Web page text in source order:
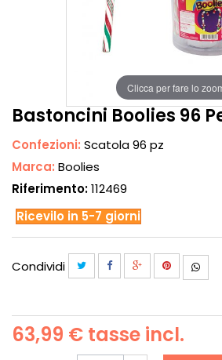
Clicca per fare lo
Bastoncini Boolies 96
Confezioni: Scatola 96 pz
Marca: Boolies
Riferimento:112469
Ricevilo in 5-7 giorni
Condividi
63,99 € tasse incl.